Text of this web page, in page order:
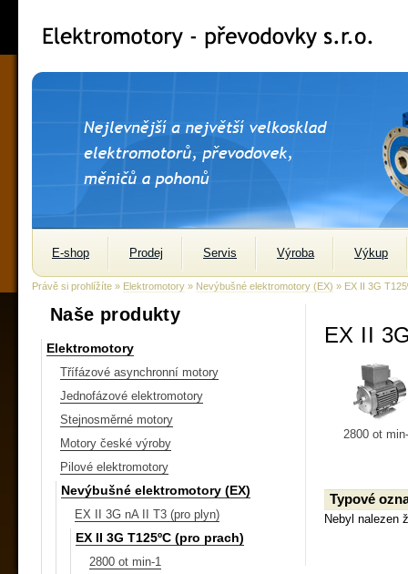
E-shop Prodej Servis Výroba Výkup
Právě si prohlížíte » Elektromotory » Nevýbušné elektromotory (EX) » EX II 3G
Naše produkty
Elektromotory
Třífázové asynchronní motory
Jednofázové elektromotory
Stejnosměrné motory
Motory české výroby
Pilové elektromotory
Nevýbušné elektromotory (EX)
EX II 3G nA II T3 (pro plyn)
EX II 3G T125ºC (pro prach)
2800 ot min-1
EX II
2800 ot
Typové
Nebyl nalezen